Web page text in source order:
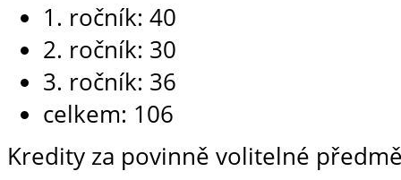
1. ročník: 40
2. ročník: 30
3. ročník: 36
celkem: 106
Kredity za povinně volitelné